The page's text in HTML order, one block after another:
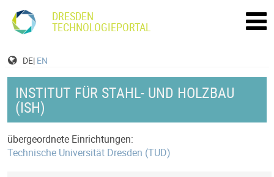
DRESDEN
TECHNOLOGIEPORTAL
DE| EN
INSTITUT FÜR STAHL- UND HOLZBAU
(ISH)
übergeordnete Einrichtungen:
Technische Universität Dresden (TUD)